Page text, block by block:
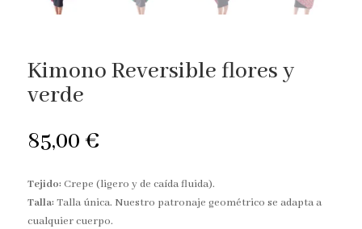
Kimono Reversible flores y
verde
85,00 €
Tejido: Crepe (ligero y de caída fluida).
Talla: Talla única. Nuestro patronaje geométrico se adapta a
cualquier cuerpo.